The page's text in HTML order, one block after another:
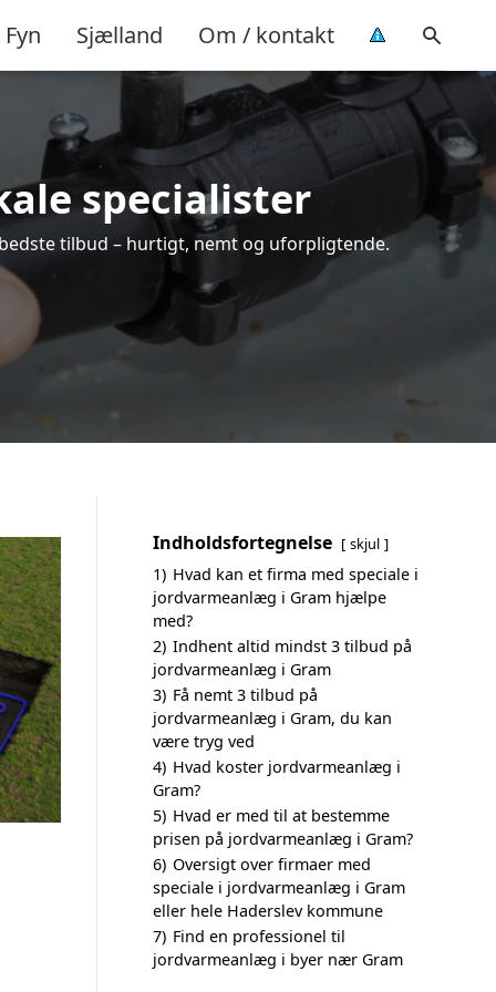
Fyn Sjælland Om / kontakt
specialister
tilbud – hurtigt, nemt og uforpligtende.
Indholdsfortegnelse skjul
1) Hvad kan et firma med speciale i
jordvarmeanlæg i Gram hjælpe
med?
2) Indhent altid mindst 3 tilbud på
jordvarmeanlæg i Gram
3) Få nemt 3 tilbud på
jordvarmeanlæg i Gram, du kan
være tryg ved
4) Hvad koster jordvarmeanlæg i
Gram?
5) Hvad er med til at bestemme
prisen på jordvarmeanlæg i Gram?
6) Oversigt over firmaer med
speciale i jordvarmeanlæg i Gram
eller hele Haderslev kommune
7) Find en professionel til
jordvarmeanlæg i byer nær Gram